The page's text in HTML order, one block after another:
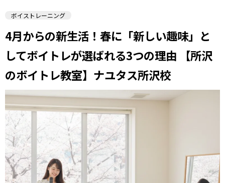
ボイストレーニング
4月からの新生活！春に「新しい趣味」と
してボイトレが選ばれる3つの理由 【所沢
のボイトレ教室】ナユタス所沢校